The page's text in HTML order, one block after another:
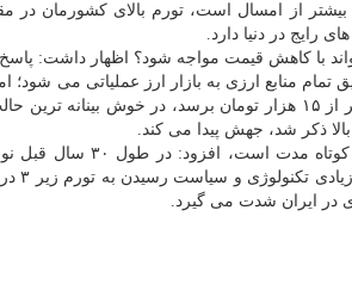
بیشتر از امسال است، تورم بالای کشورمان در
رایج در دنیا دارد.
با کاهش قیمت مواجه شود؟ اظهار داشت:
با تزریق تمام منابع ارزی به بازار ارز عملیاتی می
کاهش قیمت پایدار نمی ماند. اگر دلار به هر صورتی به کمتر از ۱۵ هزار
ذکر شد، جهش پیدا می کند.
هاشم خانی با تاکید براینکه صعود
شدت
در ایران شدت می گیرد.